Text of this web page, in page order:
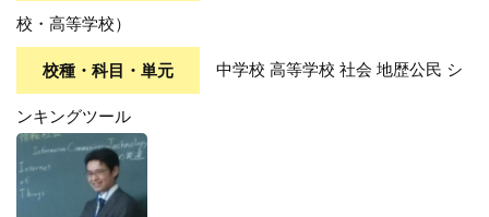
校・高等学校）
校種・科目・単元 中学校 高等学校 社会 地歴公民 シ
ンキングツール